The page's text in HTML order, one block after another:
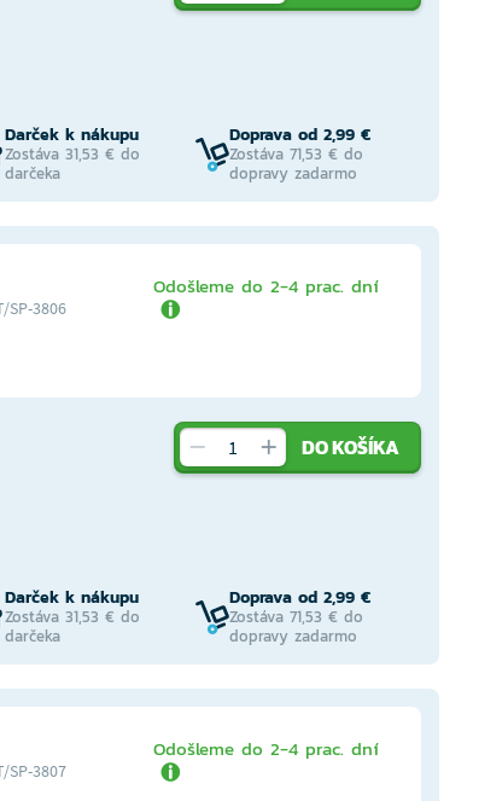
Darček k nákupu
Zostáva 31,53 € do
darčeka
Doprava od 2,99 €
Zostáva 71,53 € do
dopravy zadarmo
SP-3806
Odošleme do 2-4 prac. dní
DO KOŠÍKA
Darček k nákupu
Zostáva 31,53 € do
darčeka
Doprava od 2,99 €
Zostáva 71,53 € do
dopravy zadarmo
SP-3807
Odošleme do 2-4 prac. dní